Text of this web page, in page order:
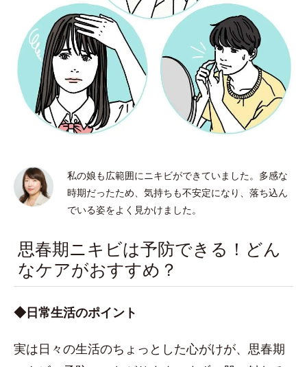
私の娘も広範囲にニキビができていました。多感な
時期だったため、気持ちも不安定になり、落ち込ん
でいる姿をよく見かけました。
思春期ニキビは予防できる！どん
なケアがおすすめ？
◆日常生活のポイント
実は日々の生活のちょっとした心がけが、思春期